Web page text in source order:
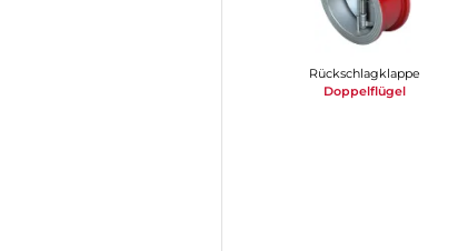
Rückschlagklappe
Doppelflügel